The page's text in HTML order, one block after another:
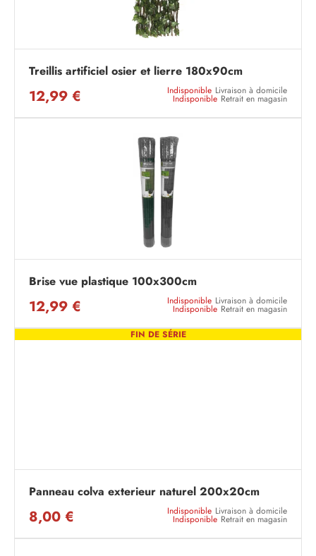
Treillis artificiel osier et lierre 180x90cm
12,99 € Indisponible Livraison à domicile
Indisponible Retrait en magasin
Brise vue plastique 100x300cm
12,99 € Indisponible Livraison à domicile
Indisponible Retrait en magasin
FIN DE SÉRIE
Panneau colva exterieur naturel 200x20cm
8,00 € Indisponible Livraison à domicile
Indisponible Retrait en magasin